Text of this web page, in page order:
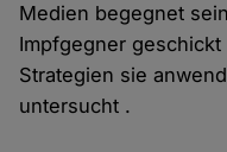
Medien begegnet
Impfgegner
Strategien sie
untersucht .